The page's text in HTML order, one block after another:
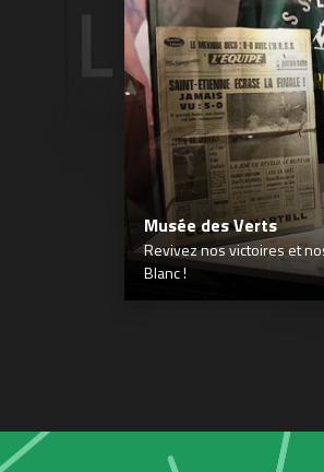
Musée des Verts
Revivez nos victoires et
Blanc !